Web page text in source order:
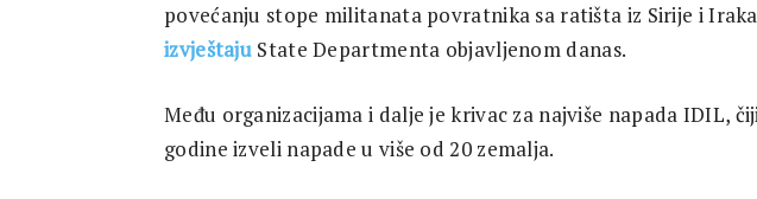
Research
povećanju stope militanata povratnika sa ratišta iz Sirije i
izvještaju State Departmenta objavljenom danas.
Među organizacijama i dalje je krivac za najviše napada IDIL,
godine izveli napade u više od 20 zemalja.